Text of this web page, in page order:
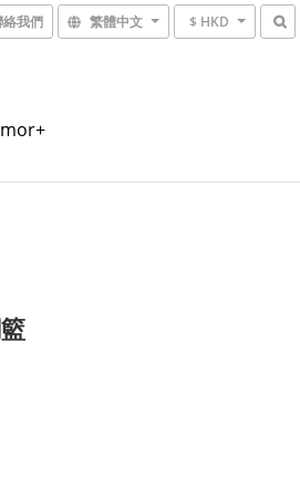
絡我們 繁體中文 $ HKD